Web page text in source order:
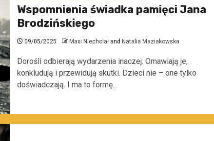
Wspomnienia świadka pamięci Jana
Brodzińskiego
09/05/2025 Maxi Niechciałand Natalia Maziakowska
Dorośli odbierają wydarzenia inaczej. Omawiają je,
konkludują i przewidują skutki. Dzieci nie – one tylko
doświadczają. I ma to formę...